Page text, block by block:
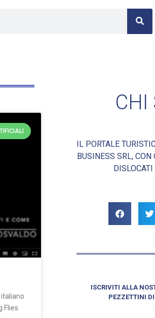
Flies
CHI
IL PORTALE
BUSINESS SRL,
ISCRIVITI ALLA
PEZZETTINI